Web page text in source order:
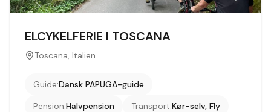
ELCYKELFERIE I TOSCANA
Toscana, Italien
Guide:Dansk PAPUGA-guide
Pension:Halvpension Transport:Kør-selv, Fly